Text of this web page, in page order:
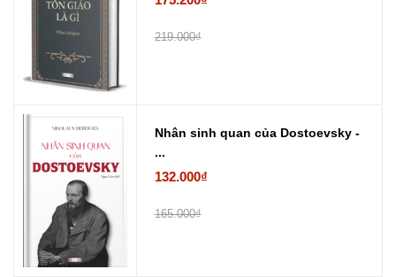
219.000₫
Nhân sinh quan của Dostoevsky -
...
132.000₫
165.000₫